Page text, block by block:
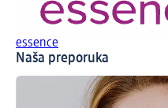
essence
Naša preporuka